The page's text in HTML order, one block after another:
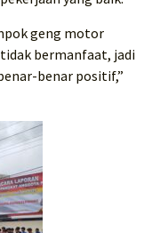
geng motor
bermanfaat, jadi
benar positif,”